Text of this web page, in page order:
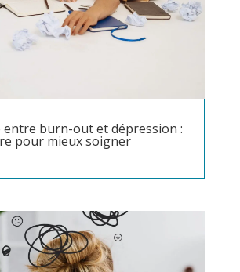
entre burn-out et dépression :
pour mieux soigner